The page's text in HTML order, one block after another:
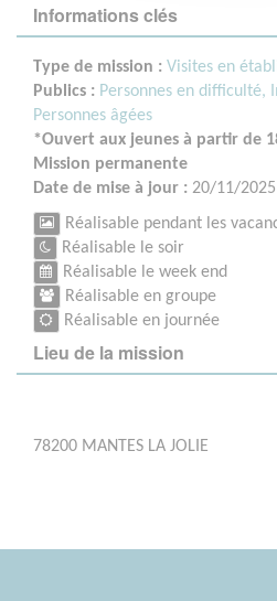
Informations clés
Type de mission : Visites en
Publics : Personnes en difficulté,
Personnes âgées
*Ouvert aux jeunes à partir de
Mission permanente
Date de mise à jour : 20/11/2025
Réalisable pendant les
Réalisable le soir
Réalisable le week end
Réalisable en groupe
Réalisable en journée
Lieu de la mission
78200 MANTES LA JOLIE